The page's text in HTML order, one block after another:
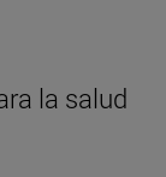
la salud